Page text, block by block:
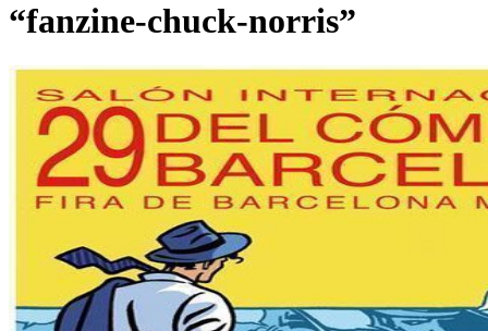
“fanzine-chuck-norris”